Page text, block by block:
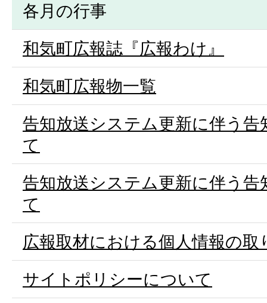
各月の行事
和気町広報誌『広報わけ』
和気町広報物一覧
告知放送システム更新に伴う
て
告知放送システム更新に伴う
て
広報取材における個人情報の
サイトポリシーについて